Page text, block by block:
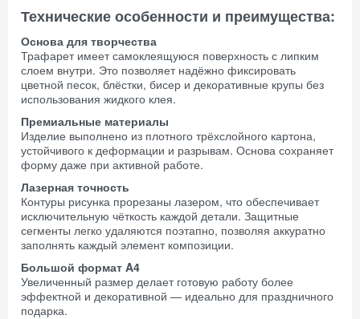
Технические особенности и преимущества:
Основа для творчества
Трафарет имеет самоклеящуюся поверхность с липким
слоем внутри. Это позволяет надёжно фиксировать
цветной песок, блёстки, бисер и декоративные крупы без
использования жидкого клея.
Премиальные материалы
Изделие выполнено из плотного трёхслойного картона,
устойчивого к деформации и разрывам. Основа сохраняет
форму даже при активной работе.
Лазерная точность
Контуры рисунка прорезаны лазером, что обеспечивает
исключительную чёткость каждой детали. Защитные
сегменты легко удаляются поэтапно, позволяя аккуратно
заполнять каждый элемент композиции.
Большой формат A4
Увеличенный размер делает готовую работу более
эффектной и декоративной — идеально для праздничного
подарка.